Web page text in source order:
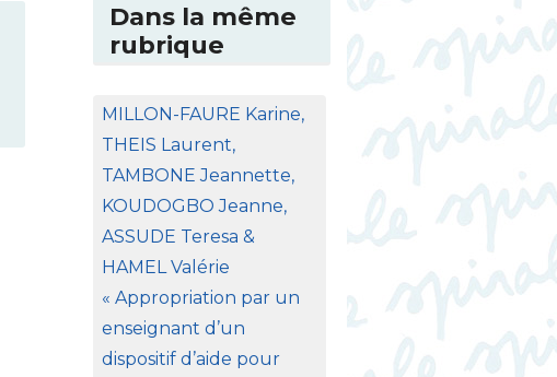
Dans la même
rubrique
MILLON-FAURE Karine,
THEIS Laurent,
TAMBONE Jeannette,
KOUDOGBO Jeanne,
ASSUDE Teresa &
HAMEL Valérie
« Appropriation par un
enseignant d’un
dispositif d’aide pour